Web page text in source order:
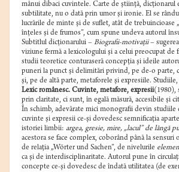
mânui dibaci cuvintele. Carte de ştiinţă, dicţionarul
subtilitate, nu o dată prin umor şi ironie. El se
lucrările de minte şi de suflet, atât de trebuincioase
înţeles şi de frumos”, cum spune undeva autorul
Subtitlul dicţionarului – Biografii-motivaţii–
viziune fermă a lexicologului şi a celui preocupat de
studii teoretice conturaseră concepţia şi ideile
puneri la punct şi delimitări privind, pe de-o parte,
şi, pe de altă parte, metaforele şi expresiile.
Lexic românesc. Cuvinte, metafore, expresii(1980),
prin claritate, ci sunt, în egală măsură, accesibile şi
În schimb, adevărate mici monografii devin studiile
cuvinte şi expresii ce-şi dovedesc semnificaţia
istoriei limbii: argea, gresie, mire, „lacul” de lângă
acestora se face complex, coborând până la sensuri
de relaţia „Wörter und Sachen”, de nivelurile
ca şi de interdisciplinaritate. Autorul pune în
concepte ce-şi dovedesc de îndată utilitatea (de